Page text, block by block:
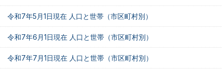
令和7年5月1日現在 人口と世帯（市区町村別）
令和7年6月1日現在 人口と世帯（市区町村別）
令和7年7月1日現在 人口と世帯（市区町村別）